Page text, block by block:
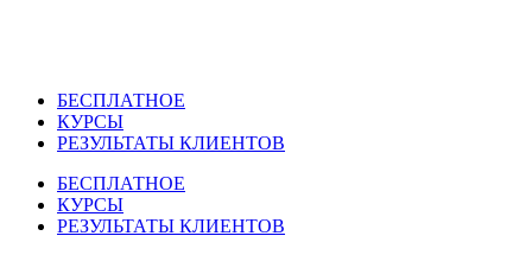
БЕСПЛАТНОЕ
КУРСЫ
РЕЗУЛЬТАТЫ КЛИЕНТОВ
БЕСПЛАТНОЕ
КУРСЫ
РЕЗУЛЬТАТЫ КЛИЕНТОВ